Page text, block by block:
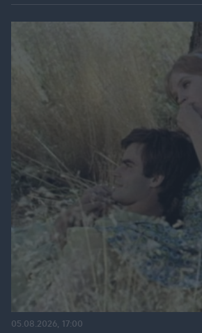
05.08.2026, 17:00